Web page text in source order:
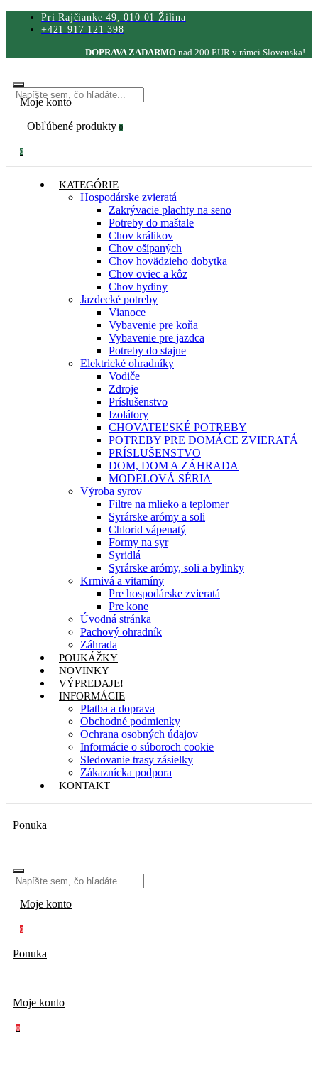
Pri Rajčianke 49, 010 01 Žilina
+421 917 121 398
DOPRAVA ZADARMO nad 200 EUR v rámci Slovenska!
Moje konto
Obľúbené produkty 0
0
KATEGÓRIE
Hospodárske zvieratá
Zakrývacie plachty na seno
Potreby do maštale
Chov králikov
Chov ošípaných
Chov hovädzieho dobytka
Chov oviec a kôz
Chov hydiny
Jazdecké potreby
Vianoce
Vybavenie pre koňa
Vybavenie pre jazdca
Potreby do stajne
Elektrické ohradníky
Vodiče
Zdroje
Príslušenstvo
Izolátory
CHOVATEĽSKÉ POTREBY
POTREBY PRE DOMÁCE ZVIERATÁ
PRÍSLUŠENSTVO
DOM, DOM A ZÁHRADA
MODELOVÁ SÉRIA
Výroba syrov
Filtre na mlieko a teplomer
Syrárske arómy a soli
Chlorid vápenatý
Formy na syr
Syridlá
Syrárske arómy, soli a bylinky
Krmivá a vitamíny
Pre hospodárske zvieratá
Pre kone
Úvodná stránka
Pachový ohradník
Záhrada
POUKÁŽKY
NOVINKY
VÝPREDAJE!
INFORMÁCIE
Platba a doprava
Obchodné podmienky
Ochrana osobných údajov
Informácie o súboroch cookie
Sledovanie trasy zásielky
Zákaznícka podpora
KONTAKT
Ponuka
Moje konto
0
Ponuka
Moje konto
0